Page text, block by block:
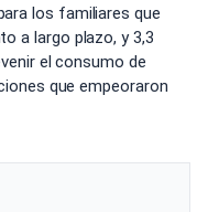
los familiares que
a largo plazo, y 3,3
el consumo de
que empeoraron